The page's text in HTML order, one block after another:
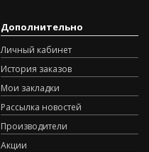
Дополнительно
Личный кабинет
История заказов
Мои закладки
Рассылка новостей
Производители
Акции